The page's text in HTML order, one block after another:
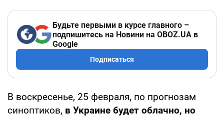
Будьте первыми в курсе главного –
подпишитесь на Новини на OBOZ.UA в
Google
Подписаться
В воскресенье, 25 февраля, по прогнозам
синоптиков, в Украине будет облачно, но